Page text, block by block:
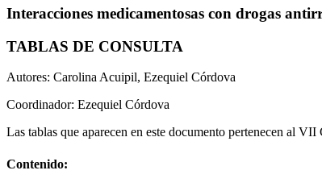
Interacciones medicamentosas con drogas
TABLAS DE CONSULTA
Autores: Carolina Acuipil, Ezequiel Córdova
Coordinador: Ezequiel Córdova
Las tablas que aparecen en este documento pertenecen al
Contenido: